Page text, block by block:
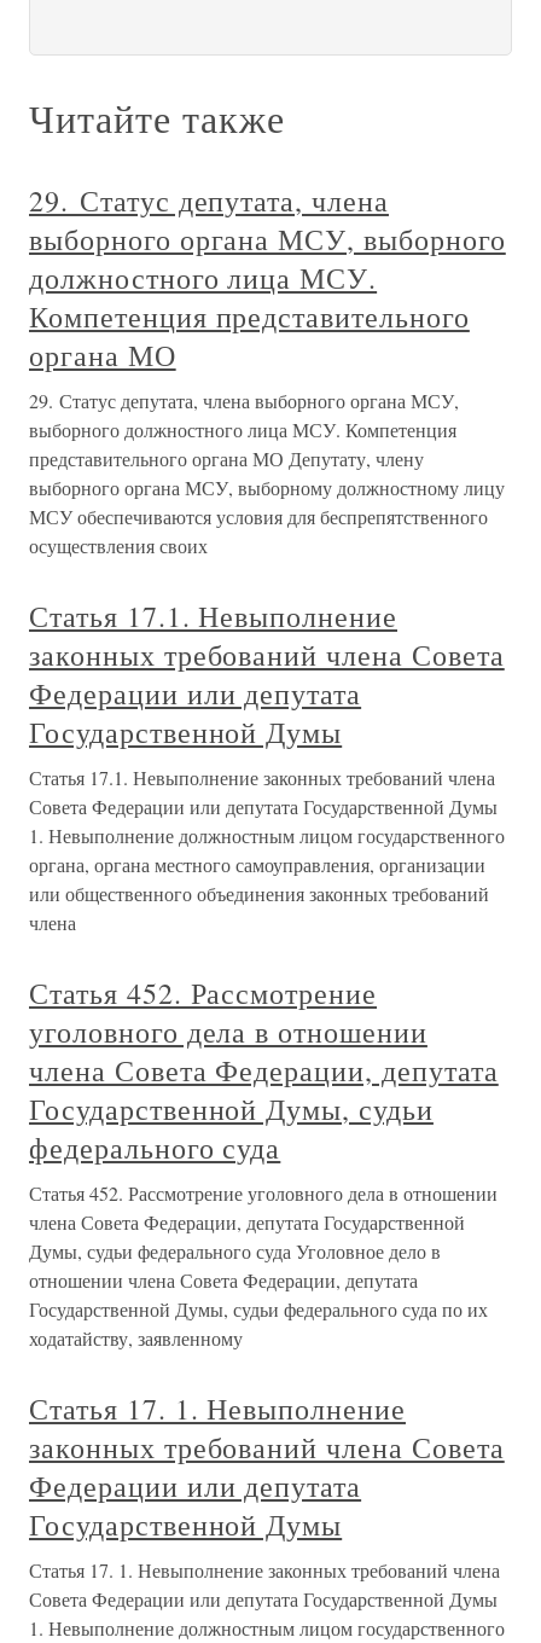
Читайте также
29. Статус депутата, члена
выборного органа МСУ, выборного
должностного лица МСУ.
Компетенция представительного
органа МО
29. Статус депутата, члена выборного органа МСУ,
выборного должностного лица МСУ. Компетенция
представительного органа МО Депутату, члену
выборного органа МСУ, выборному должностному лицу
МСУ обеспечиваются условия для беспрепятственного
осуществления своих
Статья 17.1. Невыполнение
законных требований члена Совета
Федерации или депутата
Государственной Думы
Статья 17.1. Невыполнение законных требований члена
Совета Федерации или депутата Государственной Думы
1. Невыполнение должностным лицом государственного
органа, органа местного самоуправления, организации
или общественного объединения законных требований
члена
Статья 452. Рассмотрение
уголовного дела в отношении
члена Совета Федерации, депутата
Государственной Думы, судьи
федерального суда
Статья 452. Рассмотрение уголовного дела в отношении
члена Совета Федерации, депутата Государственной
Думы, судьи федерального суда Уголовное дело в
отношении члена Совета Федерации, депутата
Государственной Думы, судьи федерального суда по их
ходатайству, заявленному
Статья 17. 1. Невыполнение
законных требований члена Совета
Федерации или депутата
Государственной Думы
Статья 17. 1. Невыполнение законных требований члена
Совета Федерации или депутата Государственной Думы
1. Невыполнение должностным лицом государственного